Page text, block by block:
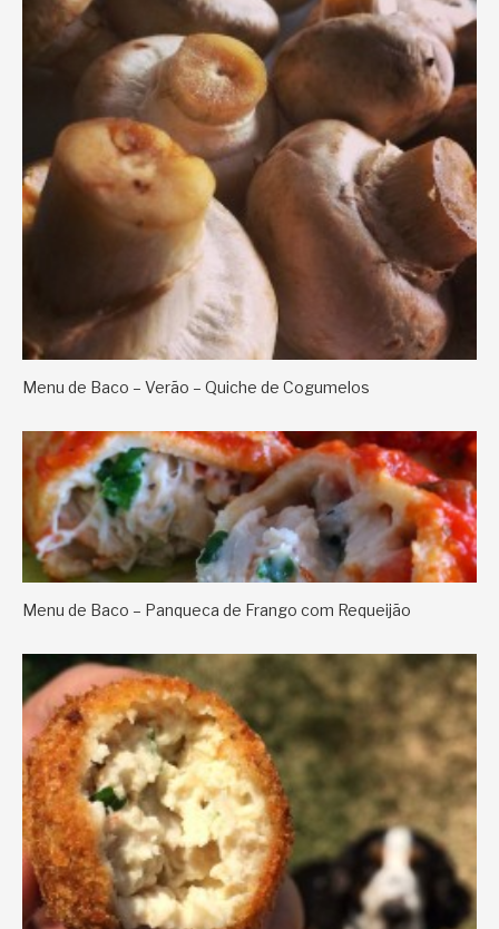
Menu de Baco – Verão – Quiche de Cogumelos
Menu de Baco – Panqueca de Frango com Requeijão